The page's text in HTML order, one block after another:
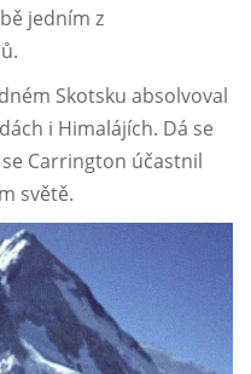
jedním z
Skotsku absolvoval
i Himalájích. Dá se
Carrington účastnil
světě.